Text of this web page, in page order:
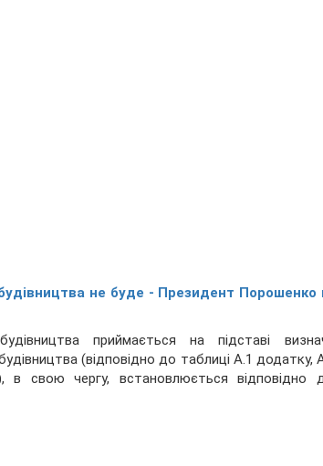
не буде - Президент Порошенко
приймається на підставі
(відповідно до таблиці А.1
в свою чергу, встановлюється